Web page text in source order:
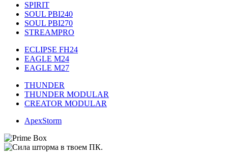
SPIRIT
SOUL PBI240
SOUL PBI270
STREAMPRO
ECLIPSE FH24
EAGLE M24
EAGLE M27
THUNDER
THUNDER MODULAR
CREATOR MODULAR
ApexStorm